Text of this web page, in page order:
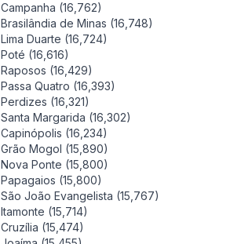
Campanha (16,762)
Brasilândia de Minas (16,748)
Lima Duarte (16,724)
Poté (16,616)
Raposos (16,429)
Passa Quatro (16,393)
Perdizes (16,321)
Santa Margarida (16,302)
Capinópolis (16,234)
Grão Mogol (15,890)
Nova Ponte (15,800)
Papagaios (15,800)
São João Evangelista (15,767)
Itamonte (15,714)
Cruzília (15,474)